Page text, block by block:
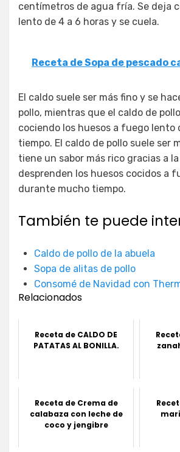
centímetros de agua fría. Se deja
lento de 4 a 6 horas y se cuela.
Receta de Sopa de pescado
El caldo suele ser más fino y se
pollo, mientras que el caldo de
cociendo los huesos a fuego lento
tiempo. El caldo de pollo suele ser
tiene un sabor más rico gracias a
desprenden los huesos cocidos a
durante mucho tiempo.
También te puede
Caldo de pollo de la abuela
Sopa de alitas de pollo
Consomé de Navidad con
Relacionados
Receta de CALDO DE
PATATAS AL BONILLA.
Receta de Crema de
calabaza con leche de
coco y jengibre